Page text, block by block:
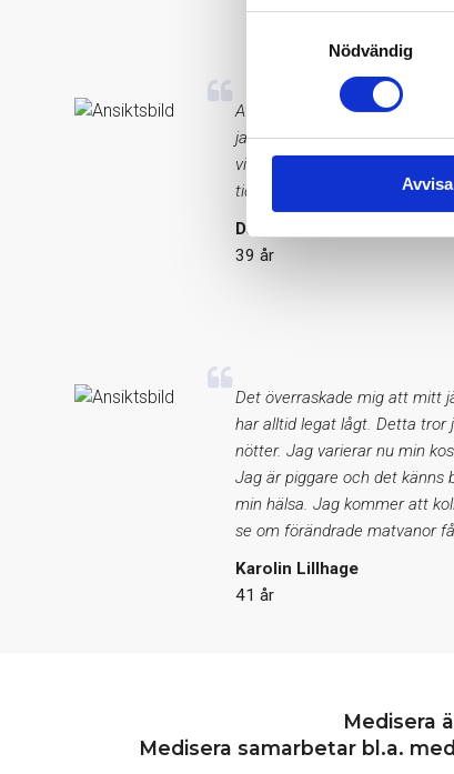
Nödvändig
Avvisa
Att mitt D-vitaminvärde var så
jag vad jag kan för att få i
vitamin och jag känner att jag
tidigare. Ser fram emot att se
David Malmsten
39 år
Det överraskade mig att mitt
har alltid legat lågt. Detta
nötter. Jag varierar nu min
Jag är piggare och det känns
min hälsa. Jag kommer att
se om förändrade matvanor
Karolin Lillhage
41 år
Medisera
Medisera samarbetar bl.a.